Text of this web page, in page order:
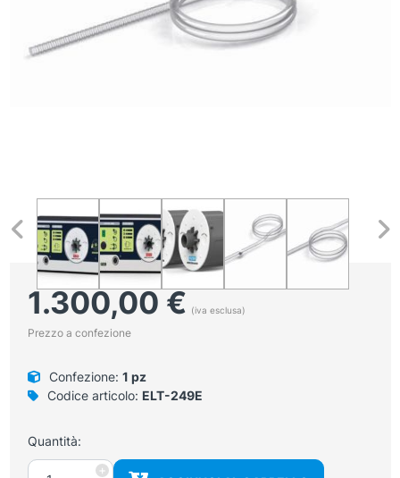
1.300,00€ (iva esclusa)
Prezzo a confezione
Confezione: 1 pz
Codice articolo: ELT-249E
Quantità:
Aspiratore
+